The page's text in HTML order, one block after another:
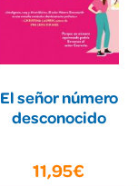
El señor número
desconocido
11,95€